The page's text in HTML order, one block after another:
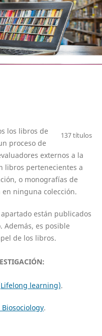
DE
137 títulos
los libros de
proceso de
externos a la
libros pertenecientes a
o monografías de
ninguna colección.
están publicados
Además, es posible
de los libros.
learning).
.